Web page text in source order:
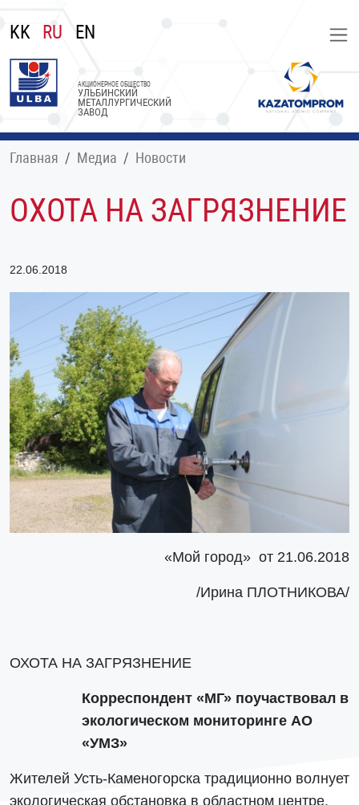
KK RU EN
УЛЬБИНСКИЙ
МЕТАЛЛУРГИЧЕСКИЙ
ЗАВОД
АКЦИОНЕРНОЕ ОБЩЕСТВО
Главная Медиа Новости
ОХОТА НА ЗАГРЯЗНЕНИЕ
22.06.2018
«Мой город» от 21.06.2018
/Ирина ПЛОТНИКОВА/
ОХОТА НА ЗАГРЯЗНЕНИЕ
Корреспондент «МГ» поучаствовал в
экологическом мониторинге АО
«УМЗ»
Жителей Усть-Каменогорска традиционно волнует
экологическая обстановка в областном центре.